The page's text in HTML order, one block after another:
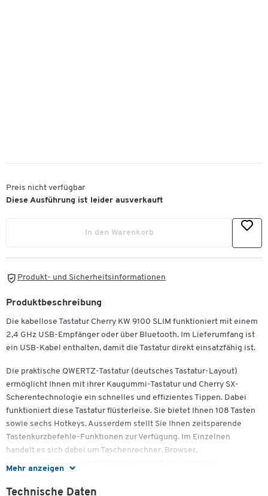
Preis nicht verfügbar
Diese Ausführung ist leider ausverkauft
In den Warenkorb
Produkt- und Sicherheitsinformationen
Mehr anzeigen
Produktbeschreibung
Die kabellose Tastatur Cherry KW 9100 SLIM funktioniert mit einem
2,4 GHz USB-Empfänger oder über Bluetooth. Im Lieferumfang ist
ein USB-Kabel enthalten, damit die Tastatur direkt einsatzfähig ist.
Die praktische QWERTZ-Tastatur (deutsches Tastatur-Layout)
ermöglicht Ihnen mit ihrer Kaugummi-Tastatur und Cherry SX-
Scherentechnologie ein schnelles und effizientes Tippen. Dabei
funktioniert diese Tastatur flüsterleise. Sie bietet Ihnen 108 Tasten
sowie sechs Hotkeys. Ausserdem stellt Sie Ihnen zeitsparende
Tastenkurzbefehle-Funktionen zur Verfügung. Im Einzelnen
handelt es sich dabei um Taschenrechner, Browser,
Stummschaltung, Lautstärkeregelung und eine Windows-
Technische Daten